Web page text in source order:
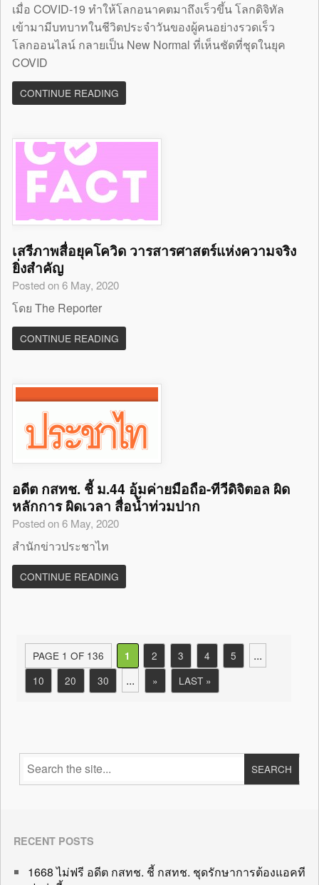
เมื่อ COVID-19 ทำให้โลกอนาคตมาถึงเร็วขึ้น โลกดิจิทัล
เข้ามามีบทบาทในชีวิตประจำวันของผู้คนอย่างรวดเร็ว
โลกออนไลน์ กลายเป็น New Normal ที่เห็นชัดที่ชุดในยุค
COVID
CONTINUE READING
เสรีภาพสื่อยุคโควิด วารสารศาสตร์แห่งความจริง
ยิ่งสำคัญ
Posted on 6 May, 2020
โดย The Reporter
CONTINUE READING
อดีต กสทช. ชี้ ม.44 อุ้มค่ายมือถือ-ทีวีดิจิตอล ผิด
หลักการ ผิดเวลา สื่อน้ำท่วมปาก
Posted on 6 May, 2020
สำนักข่าวประชาไท
CONTINUE READING
PAGE 1 OF 136 1 2 3 4 5 ...
10 20 30 ... » LAST »
RECENT POSTS
1668 ไม่ฟรี อดีต กสทช. ชี้ กสทช. ชุดรักษาการต้องแอคที